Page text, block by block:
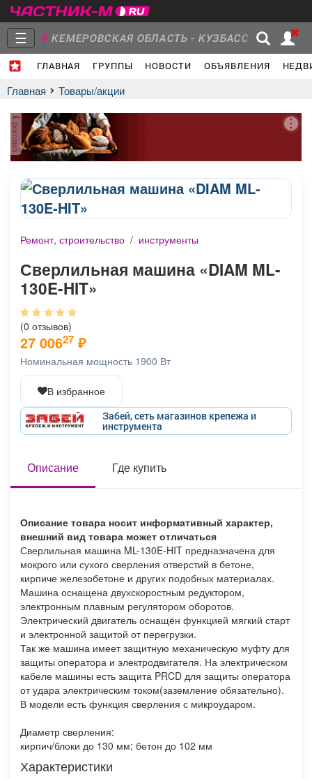
☰ КЕМЕРОВСКАЯ ОБЛАСТЬ - КУЗБАСС
ГЛАВНАЯ ГРУППЫ НОВОСТИ ОБЪЯВЛЕНИЯ
Главная
Объявления Недвижимость Услуги
Работа Транспорт
Афиша
Главная Товары/акции
реклама
Ремонт, строительство / инструменты
Сверлильная машина «DIAM ML-
130E-HIT»
(0 отзывов)
27 00627 ₽
Номинальная мощность 1900 Вт
В избранное
Забей, сеть магазинов крепежа и
инструмента
Описание Где купить
Описание товара носит информативный характер,
внешний вид товара может отличаться
Сверлильная машина ML-130E-HIT предназначена для
мокрого или сухого сверления отверстий в бетоне,
кирпиче железобетоне и других подобных материалах.
Машина оснащена двухскоростным редуктором,
электронным плавным регулятором оборотов.
Электрический двигатель оснащён функцией мягкий старт
и электронной защитой от перегрузки.
Так же машина имеет защитную механическую муфту для
защиты оператора и электродвигателя. На электрическом
кабеле машины есть защита PRCD для защиты оператора
от удара электрическим током(заземление обязательно).
В модели есть функция сверления с микроударом.
Диаметр сверления:
кирпич/блоки до 130 мм; бетон до 102 мм
Характеристики